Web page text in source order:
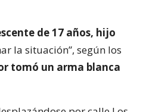
de 17 años, hijo
la situación”, según los
tomó un arma blanca